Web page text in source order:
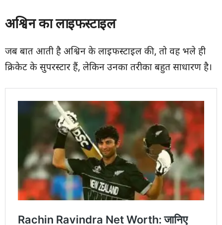
अश्विन का लाइफस्टाइल
जब बात आती है अश्विन के लाइफस्टाइल की, तो वह भले ही
क्रिकेट के सुपरस्टार हैं, लेकिन उनका तरीका बहुत साधारण है।